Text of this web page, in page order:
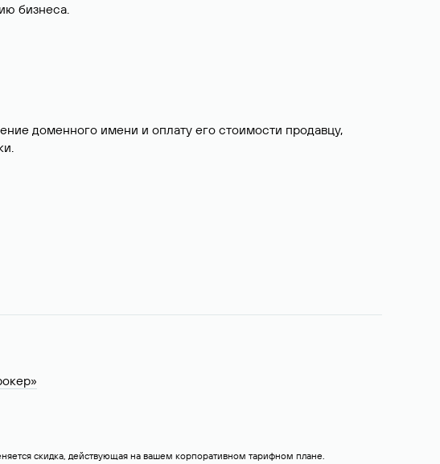
бизнеса.
доменного имени и оплату его стоимости продавцу,
скидка, действующая на вашем корпоративном тарифном плане.